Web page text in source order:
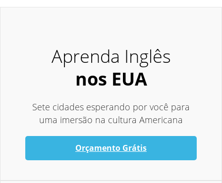
Aprenda Inglês
nos EUA
Sete cidades esperando por você para
uma imersão na cultura Americana
Orçamento Grátis